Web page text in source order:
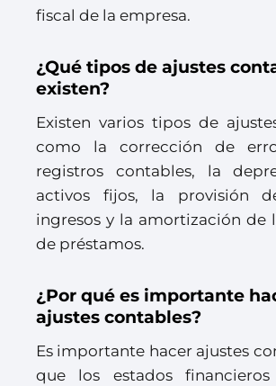
fiscal de la empresa.
¿Qué tipos de ajustes
existen?
Existen varios tipos de
como la corrección de
registros contables, la
activos fijos, la provisión
ingresos y la amortización de
de préstamos.
¿Por qué es importante
ajustes contables?
Es importante hacer ajustes
que los estados